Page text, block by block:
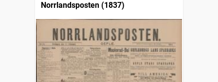
Norrlandsposten (1837)